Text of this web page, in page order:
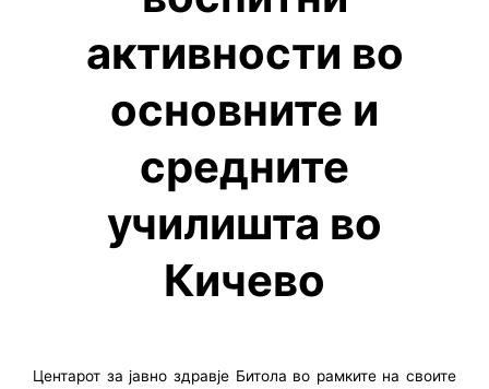
активности во
основните и
средните
училишта во
Кичево
Центарот за јавно здравје Битола во рамките на своите